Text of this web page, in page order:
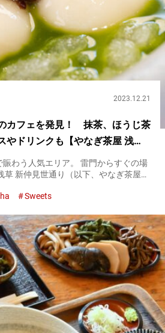
2023.12.21
カフェを発見！ 抹茶、ほうじ茶
やドリンクも【やなぎ茶屋 浅
わう人気エリア。 雷門からすぐの場
草 新仲見世通り（以下、やなぎ茶屋
たスイーツやドリンク。テイクアウ
Sweets